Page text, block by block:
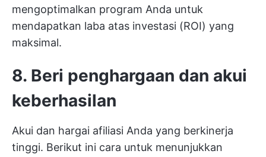
mengoptimalkan program Anda untuk
mendapatkan laba atas investasi (ROI) yang
maksimal.
8. Beri penghargaan dan akui
keberhasilan
Akui dan hargai afiliasi Anda yang berkinerja
tinggi. Berikut ini cara untuk menunjukkan